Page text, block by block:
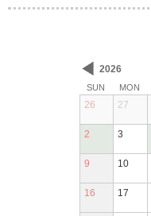
◀ 2026
SUN MON
26 27
2 3
9 10
16 17